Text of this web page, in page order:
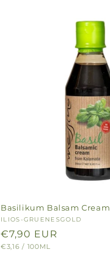
Basilikum Balsam Cream
Anbieter:
ILIOS-GRUENESGOLD
Normaler
Preis
€7,90 EUR
GRUNDPREIS
€3,16 / PRO
100ML